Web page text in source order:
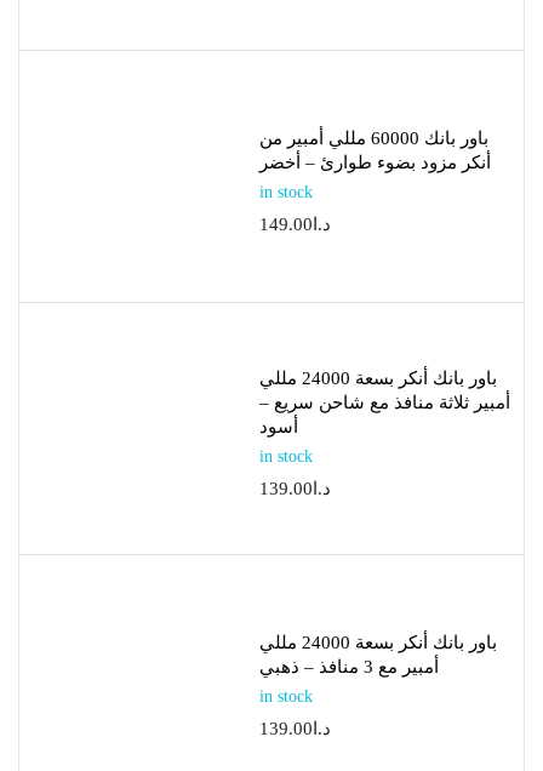
باور بانك 60000 مللي أمبير من
أنكر مزود بضوء طوارئ – أخضر
in stock
د.ا 149.00
باور بانك أنكر بسعة 24000 مللي
أمبير ثلاثة منافذ مع شاحن سريع –
أسود
in stock
د.ا 139.00
باور بانك أنكر بسعة 24000 مللي
أمبير مع 3 منافذ – ذهبي
in stock
د.ا 139.00